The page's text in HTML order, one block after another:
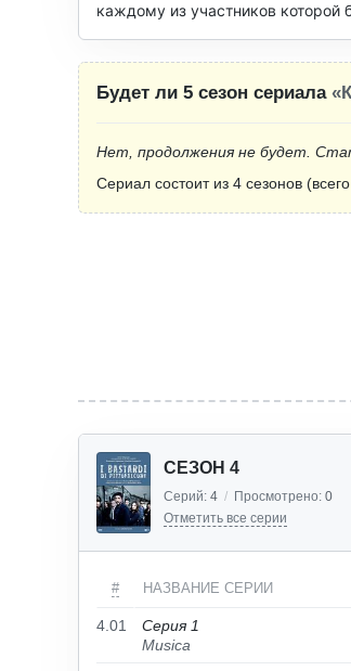
каждому из участников которой
Будет ли 5 сезон сериала
Нет, продолжения не будет.
Сериал состоит из 4 сезонов
СЕЗОН 4
Серий: 4 / Просмотрено: 0
Отметить все серии
# НАЗВАНИЕ СЕРИИ
4.01
Серия 1
Musica